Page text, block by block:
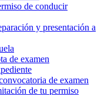
de conducir
y presentación a
de examen
de examen
de tu permiso